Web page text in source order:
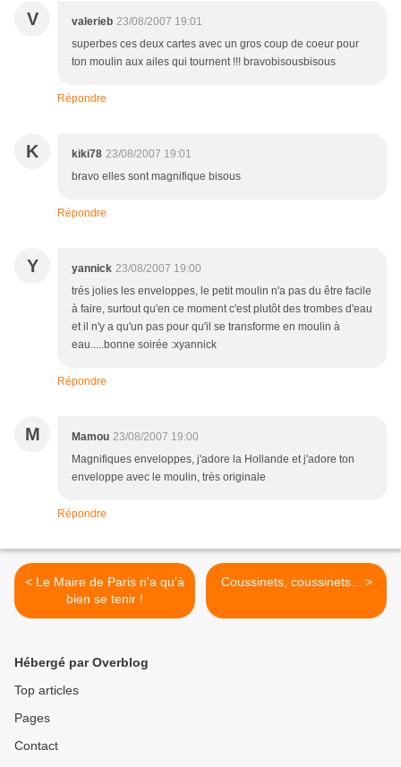
V valerieb 23/08/2007 19:01
superbes ces deux cartes avec un gros coup de coeur pour
ton moulin aux ailes qui tournent !!! bravobisousbisous
Répondre
K kiki78 23/08/2007 19:01
bravo elles sont magnifique bisous
Répondre
Y yannick 23/08/2007 19:00
trés jolies les enveloppes, le petit moulin n'a pas du être facile
à faire, surtout qu'en ce moment c'est plutôt des trombes d'eau
et il n'y a qu'un pas pour qu'il se transforme en moulin à
eau.....bonne soirée :xyannick
Répondre
M Mamou 23/08/2007 19:00
Magnifiques enveloppes, j'adore la Hollande et j'adore ton
enveloppe avec le moulin, très originale
Répondre
< Le Maire de Paris n'a qu'à
bien se tenir !
Coussinets, coussinets... >
Hébergé par Overblog
Top articles
Pages
Contact